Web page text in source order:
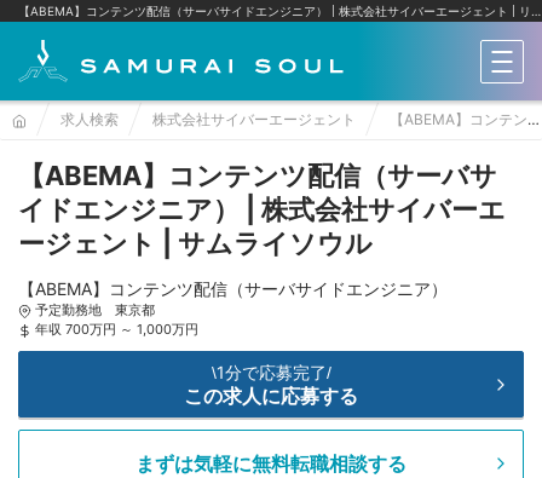
【ABEMA】コンテンツ配信（サーバサイドエンジニア） | 株式会社サイバーエージェント リクルートへの転職ならサムライソウル
メ
求人検索 株式会社サイバーエージェント 【ABEMA】コンテンツ配信（サーバサイドエンジニア）
【ABEMA】コンテンツ配信（サーバサ
イドエンジニア） | 株式会社サイバーエ
ージェント | サムライソウル
【ABEMA】コンテンツ配信（サーバサイドエンジニア）
予定勤務地 東京都
年収 700万円 ～ 1,000万円
まずは気軽に無料転職相談する
\1分で応募完了/
この求人に応募する